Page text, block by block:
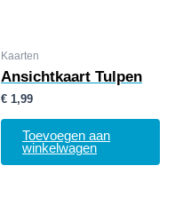
Kaarten
Ansichtkaart Tulpen
€ 1,99
Toevoegen aan
winkelwagen